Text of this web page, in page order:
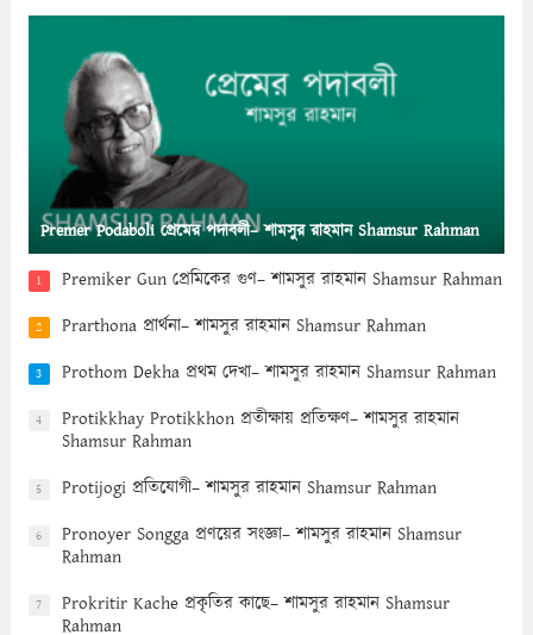
Premer Podaboli প্রেমের পদাবলী– শামসুর রাহমান Shamsur Rahman
1 Premiker Gun প্রেমিকের গুণ– শামসুর রাহমান Shamsur Rahman
2 Prarthona প্রার্থনা– শামসুর রাহমান Shamsur Rahman
3 Prothom Dekha প্রথম দেখা– শামসুর রাহমান Shamsur Rahman
4
Protikkhay Protikkhon প্রতীক্ষায় প্রতিক্ষণ– শামসুর রাহমান
Shamsur Rahman
5 Protijogi প্রতিযোগী– শামসুর রাহমান Shamsur Rahman
6
Pronoyer Songga প্রণয়ের সংজ্ঞা– শামসুর রাহমান Shamsur
Rahman
7
Prokritir Kache প্রকৃতির কাছে– শামসুর রাহমান Shamsur
Rahman